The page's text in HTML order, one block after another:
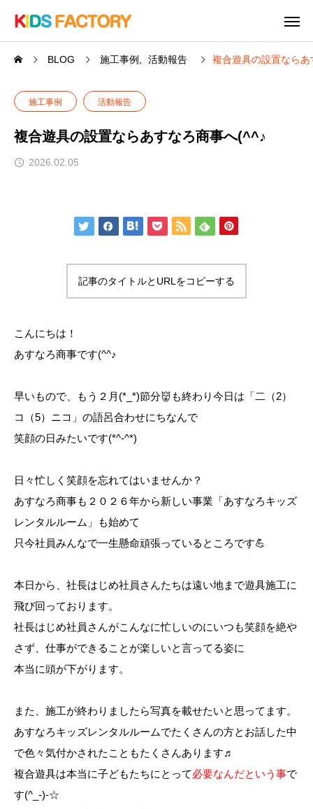
BLOG 施工事例 活動報告 複合遊具の設置なら
施工事例 活動報告
複合遊具の設置ならあすなろ商事へ(^^♪
2026.02.05
記事のタイトルとURLをコピーする
こんにちは！
あすなろ商事です(^^♪
早いもので、もう２月(*_*)節分👹も終わり今日は「二（2）
コ（5）ニコ」の語呂合わせにちなんで
笑顔の日みたいです(*^-^*)
日々忙しく笑顔を忘れてはいませんか？
あすなろ商事も２０２６年から新しい事業「あすなろキッズ
レンタルルーム」も始めて
只今社員みんなで一生懸命頑張っているところです💪
本日から、社長はじめ社員さんたちは遠い地まで遊具施工に
飛び回っております。
社長はじめ社員さんがこんなに忙しいのにいつも笑顔を絶や
さず、仕事ができることが楽しいと言ってる姿に
本当に頭が下がります。
また、施工が終わりましたら写真を載せたいと思ってます。
あすなろキッズレンタルルームでたくさんの方とお話した中
で色々気付かされたこともたくさんあります♬
複合遊具は本当に子どもたちにとって必要なんだという事で
す(^_-)-☆